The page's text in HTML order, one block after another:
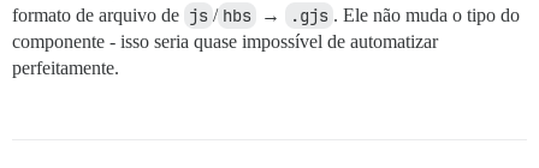
formato de arquivo de js / hbs → .gjs . Ele não muda o tipo do
componente - isso seria quase impossível de automatizar
perfeitamente.